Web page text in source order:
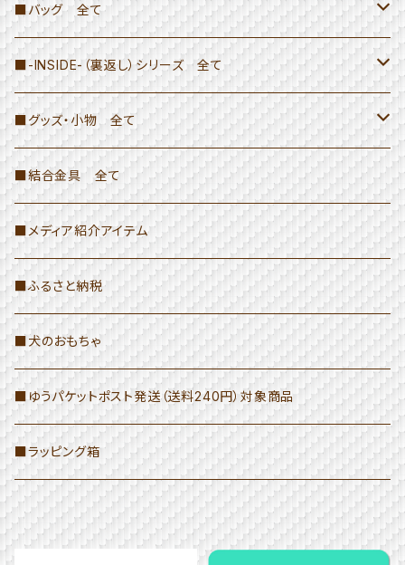
■バッグ 全て
≫トートバッグ
H26×W37×D10
H26×W37×D10（ファスナー・ポケット付き）
トートバッグ(L)-INSIDE-
≫ハンドバッグ
≫ドラム型バッグ
≫≫ドラム型バッグ（INSIDE以外）
≫≫ドラム型バッグ-INSIDE-
≫Hang Bag
≫INSIDEシリーズのバッグ
■-INSIDE-（裏返し）シリーズ 全て
≫トートバッグ・ハンドバッグ
≫ドラム型バッグ
≫小物・その他
■グッズ・小物 全て
≫結合金具の商品（ペン立てなど）
≫ペンケース・ポーチ
≫小物・生活雑貨
≫キーホルダー・ショルダーストラップ
≫小さな腰袋
≫小銭入れ・名刺入れ
≫犬のおもちゃ
■結合金具 全て
■メディア紹介アイテム
■ふるさと納税
■犬のおもちゃ
■ゆうパケットポスト発送（送料240円）対象商品
■ラッピング箱